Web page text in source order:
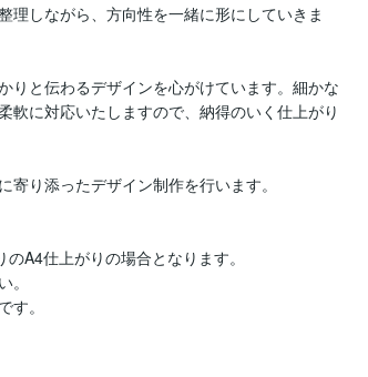
理しながら、方向性を一緒に形にしていきま
りと伝わるデザインを心がけています。細かな
軟に対応いたしますので、納得のいく仕上がり
寄り添ったデザイン制作を行います。
A4仕上がりの場合となります。
。